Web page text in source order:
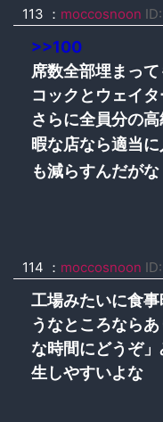
113 ： moccosnoon
>>100
席数全部埋まっ
コックとウェイ
さらに全員分の
暇な店なら適当
も減らすんだがな
114 ： moccosnoon
工場みたいに食
うなところなら
な時間にどうぞ
生しやすいよな